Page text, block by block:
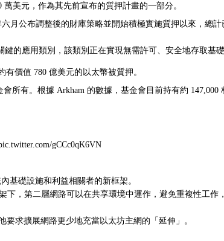
美元，作為其先前宣布的質押計畫的一部分。
六月公布調整後的財庫策略並開始積極實施質押以來，總
的應用類別，該類別正在實現無需許可、安全地存取基
價值 780 億美元的以太幣被質押。
會所有。根據 Arkham 的數據 ，基金會目前持有約
gCCc0qK6VN
基礎設施和利益相關者的新框架。
下，第二層網路可以在共享環境中運作，避免重複性工作
要求擴展網路更少地充當以太坊主網的「延伸」。